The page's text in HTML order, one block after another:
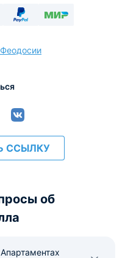
ССЫЛКУ
об